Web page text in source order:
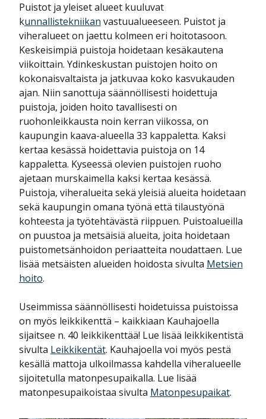
Puistot ja yleiset alueet kuuluvat
kunnallistekniikan vastuualueeseen. Puistot ja
viheralueet on jaettu kolmeen eri hoitotasoon.
Keskeisimpiä puistoja hoidetaan kesäkautena
viikoittain. Ydinkeskustan puistojen hoito on
kokonaisvaltaista ja jatkuvaa koko kasvukauden
ajan. Niin sanottuja säännöllisesti hoidettuja
puistoja, joiden hoito tavallisesti on
ruohonleikkausta noin kerran viikossa, on
kaupungin kaava-alueella 33 kappaletta. Kaksi
kertaa kesässä hoidettavia puistoja on 14
kappaletta. Kyseessä olevien puistojen ruoho
ajetaan murskaimella kaksi kertaa kesässä.
Puistoja, viheralueita sekä yleisiä alueita hoidetaan
sekä kaupungin omana työnä että tilaustyönä
kohteesta ja työtehtävästä riippuen. Puistoalueilla
on puustoa ja metsäisiä alueita, joita hoidetaan
puistometsänhoidon periaatteita noudattaen. Lue
lisää metsäisten alueiden hoidosta sivulta Metsien
hoito.
Useimmissa säännöllisesti hoidetuissa puistoissa
on myös leikkikenttä – kaikkiaan Kauhajoella
sijaitsee n. 40 leikkikenttää! Lue lisää leikkikentistä
sivulta Leikkikentät. Kauhajoella voi myös pestä
kesällä mattoja ulkoilmassa kahdella viheralueelle
sijoitetulla matonpesupaikalla. Lue lisää
matonpesupaikoistaa sivulta Matonpesupaikat.